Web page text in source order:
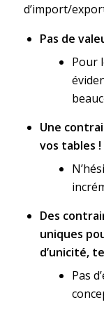
d’import/
Pas de
Pour
Une
vos tables !
Des
uniques
d’unicité,
Pas